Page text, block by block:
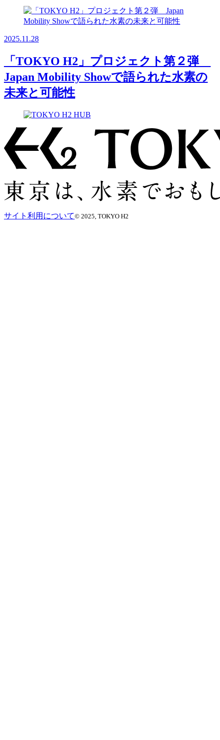
2025.11.28
「TOKYO H2」プロジェクト第２弾
Japan Mobility Showで語られた水素の
未来と可能性
サイト利用について© 2025, TOKYO H2